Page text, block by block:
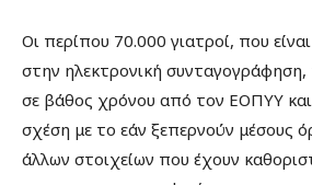
Οι περίπου 70.000 γιατροί, που
στην ηλεκτρονική
σε βάθος χρόνου από τον ΕΟΠΥΥ
σχέση με το εάν ξεπερνούν μέσους
άλλων στοιχείων που έχουν